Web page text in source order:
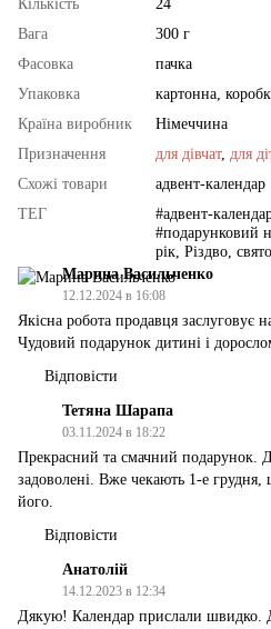
Кількість
24
Вага
300 г
Фасовка
пачка
Упаковка
картонна,
Країна виробник
Німеччина
Призначення
для дівчат, для
Схожі товари
адвент-календар
ТЕГ
#адвент-
#подарунковий
рік, Різдво,
Марина Васильченко
12.12.2024 в 16:08
Якісна робота продавця заслуговує
Чудовий подарунок дитині і
Відповісти
Тетяна Шарапа
03.11.2024 в 18:22
Прекрасний та смачний подарунок.
задоволені. Вже чекають 1-е грудня,
його.
Відповісти
Анатолій
14.12.2023 в 12:34
Дякую! Календар прислали швидко.